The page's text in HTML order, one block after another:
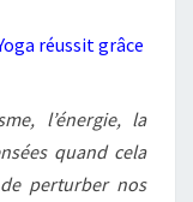
réussit grâce
l’énergie, la
quand cela
perturber nos